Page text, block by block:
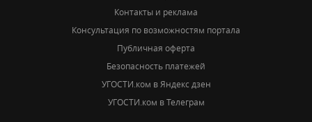
Контакты и реклама
Консультация по возможностям портала
Публичная оферта
Безопасность платежей
УГОСТИ.ком в Яндекс дзен
УГОСТИ.ком в Телеграм